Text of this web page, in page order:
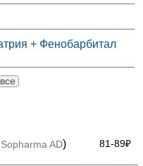
+ Фенобарбитал
81-89₽
AD)